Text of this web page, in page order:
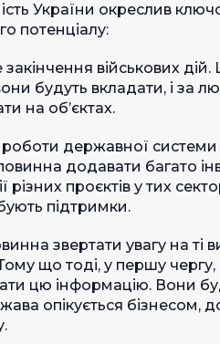
України окреслив
потенціалу:
військових
будуть вкладати, і за
на об’єктах.
державної
додавати багато
різних проєктів у тих
підтримки.
звертати увагу на ті
що тоді, у першу чергу,
цю інформацію. Вони
опікується бізнесом,